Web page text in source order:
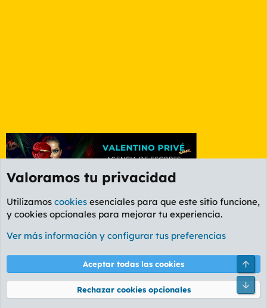
Foro General
Cookies
PL OLDSTYLE AMARILLO
Términos y reglas Política de privacidad Ayuda
Community platform by XenForo® © 2010-2026 XenForo Ltd.
Valoramos tu privacidad
Utilizamos cookies esenciales para que este sitio funcione,
y cookies opcionales para mejorar tu experiencia.
Ver más información y configurar tus preferencias
Aceptar todas las cookies
Rechazar cookies opcionales
Pie